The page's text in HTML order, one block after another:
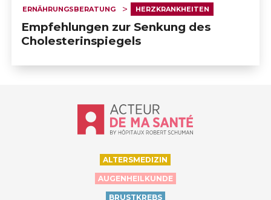
ERNÄHRUNGSBERATUNG HERZKRANKHEITEN
Empfehlungen zur Senkung des
Cholesterinspiegels
Accueil - Acteur de ma santé, by
ALTERSMEDIZIN
AUGENHEILKUNDE
BRUSTKREBS